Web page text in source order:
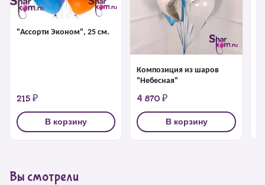
"Ассорти Эконом", 25 см.
215 ₽
В корзину
Композиция из шаров
"Небесная"
4 870 ₽
В корзину
Вы смотрели